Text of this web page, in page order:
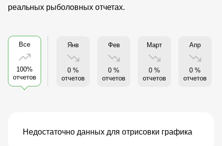
реальных рыболовных отчетах.
Все
100%
отчетов
Янв
0 %
отчетов
Фев
0 %
отчетов
Март
0 %
отчетов
Апр
0 %
отчетов
Недостаточно данных для отрисовки графика